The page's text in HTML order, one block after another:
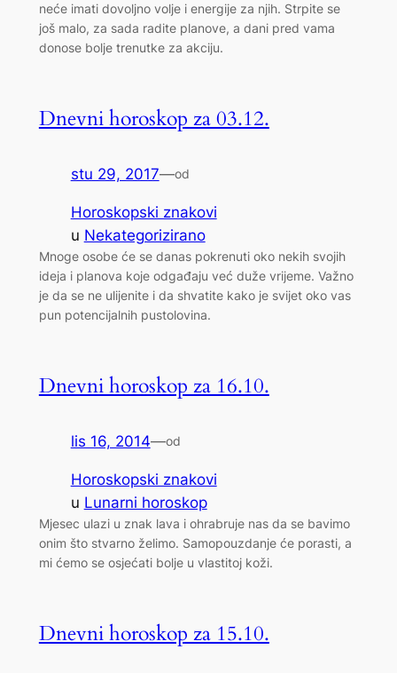
neće imati dovoljno volje i energije za njih. Strpite se
još malo, za sada radite planove, a dani pred vama
donose bolje trenutke za akciju.
Dnevni horoskop za 03.12.
stu 29, 2017—od
Horoskopski znakovi
u Nekategorizirano
Mnoge osobe će se danas pokrenuti oko nekih svojih
ideja i planova koje odgađaju već duže vrijeme. Važno
je da se ne ulijenite i da shvatite kako je svijet oko vas
pun potencijalnih pustolovina.
Dnevni horoskop za 16.10.
lis 16, 2014—od
Horoskopski znakovi
u Lunarni horoskop
Mjesec ulazi u znak lava i ohrabruje nas da se bavimo
onim što stvarno želimo. Samopouzdanje će porasti, a
mi ćemo se osjećati bolje u vlastitoj koži.
Dnevni horoskop za 15.10.